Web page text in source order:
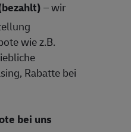
– wir
wie z.B.
Rabatte bei
bei uns